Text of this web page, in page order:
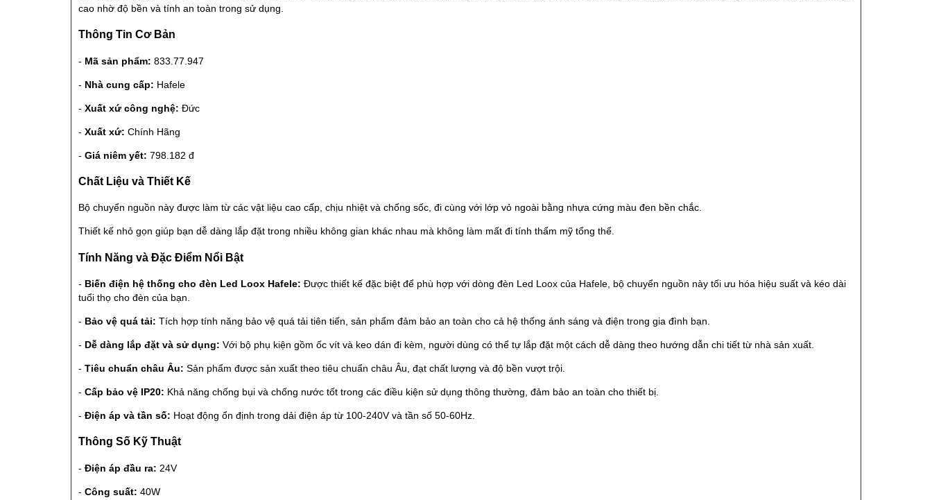
cao nhờ độ bền và tính an toàn trong sử dụng.
Thông Tin Cơ Bản
- Mã sản phẩm: 833.77.947
- Nhà cung cấp: Hafele
- Xuất xứ công nghệ: Đức
- Xuất xứ: Chính Hãng
- Giá niêm yết: 798.182 đ
Chất Liệu và Thiết Kế
Bộ chuyển nguồn này được làm từ các vật liệu cao cấp, chịu nhiệt và chống sốc, đi cùng với lớp vỏ ngoài bằng nhựa cứng màu đen bền chắc.
Thiết kế nhỏ gọn giúp bạn dễ dàng lắp đặt trong nhiều không gian khác nhau mà không làm mất đi tính thẩm mỹ tổng thể.
Tính Năng và Đặc Điểm Nổi Bật
- Biến điện hệ thống cho đèn Led Loox Hafele: Được thiết kế đặc biệt để phù hợp với dòng đèn Led Loox của Hafele, bộ chuyển nguồn này tối ưu hóa hiệu suất và kéo dài
tuổi thọ cho đèn của bạn.
- Bảo vệ quá tải: Tích hợp tính năng bảo vệ quá tải tiên tiến, sản phẩm đảm bảo an toàn cho cả hệ thống ánh sáng và điện trong gia đình bạn.
- Dễ dàng lắp đặt và sử dụng: Với bộ phụ kiện gồm ốc vít và keo dán đi kèm, người dùng có thể tự lắp đặt một cách dễ dàng theo hướng dẫn chi tiết từ nhà sản xuất.
- Tiêu chuẩn châu Âu: Sản phẩm được sản xuất theo tiêu chuẩn châu Âu, đạt chất lượng và độ bền vượt trội.
- Cấp bảo vệ IP20: Khả năng chống bụi và chống nước tốt trong các điều kiện sử dụng thông thường, đảm bảo an toàn cho thiết bị.
- Điện áp và tần số: Hoạt động ổn định trong dải điện áp từ 100-240V và tần số 50-60Hz.
Thông Số Kỹ Thuật
- Điện áp đầu ra: 24V
- Công suất: 40W